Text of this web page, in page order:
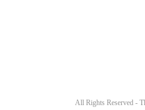
All Rights Reserved -